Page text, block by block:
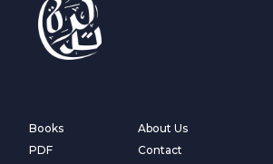
Books
PDF
About Us
Contact